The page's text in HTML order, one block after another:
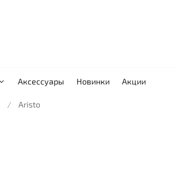
Аксессуары Новинки Акции
Aristo